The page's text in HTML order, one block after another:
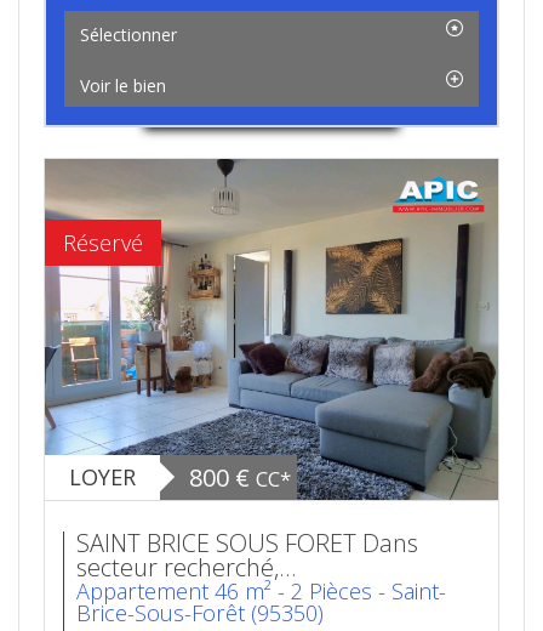
Sélectionner
Voir le bien
Réservé
LOYER 800 € CC*
SAINT BRICE SOUS FORET Dans
secteur recherché,...
Appartement 46 m² - 2 Pièces - Saint-
Brice-Sous-Forêt (95350)